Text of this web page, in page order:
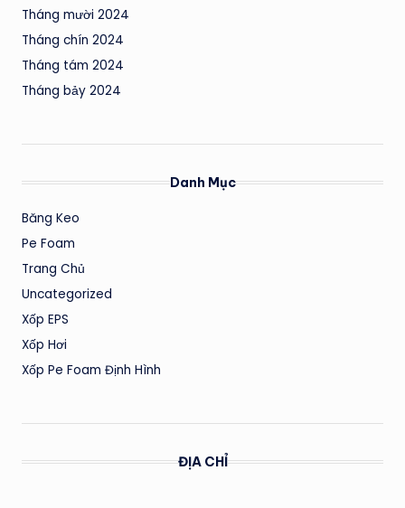
Tháng mười 2024
Tháng chín 2024
Tháng tám 2024
Tháng bảy 2024
Danh Mục
Băng Keo
Pe Foam
Trang Chủ
Uncategorized
Xốp EPS
Xốp Hơi
Xốp Pe Foam Định Hình
ĐỊA CHỈ